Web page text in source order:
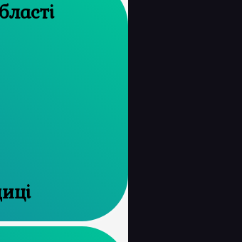
області